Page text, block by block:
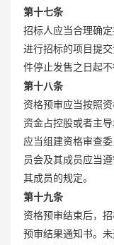
第十七条
招标人应当合理确
进行招标的项目提
件停止发售之日起不
第十八条
资格预审应当按照
资金占控股或者主
应当组建资格审查
员会及其成员应当
其成员的规定。
第十九条
资格预审结束后，
预审结果通知书。